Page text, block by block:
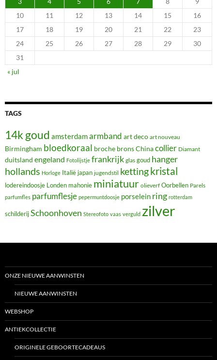
10
11 12 13 14 15
16
17
18 19 20 21 22
23
24
25 26 27 28 29
30
31
« jul
TAGS
14k goud amsterdamarmband art deco art nouveau
Birmingham bloedkoraal broche bronsChinacollier Diamant
duitsland engeland Fotolijstje frankrijk glas goud hanger
hollands Horloge Italië japan jugendstil kettingkristal
lodereindoosje Londen mahonie miniatuur olieverf Oorbellen Parels
parfumfles parfumflesje pepermuntdoosje porselein ring rotterdam
schilderijSchoonhoven Stereofoto vaas verguld zilver
ONZE NIEUWE AANWINSTEN
NIEUWE AANWINSTEN
WEBSHOP
ANTIEKCOLLECTIE
ORIGINELE GEBOORTECADEAUS